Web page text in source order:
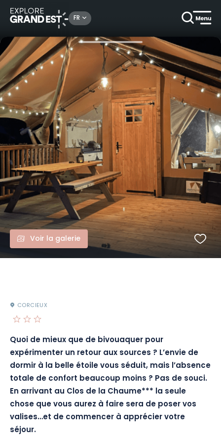
FR
Campings & locatifs de plein air Tente Etoile des Vosges 25 m² avec terrasse en bois
Voir la galerie
CORCIEUX
Quoi de mieux que de bivouaquer pour
expérimenter un retour aux sources ? L’envie de
dormir à la belle étoile vous séduit, mais l’absence
totale de confort beaucoup moins ? Pas de souci.
En arrivant au Clos de la Chaume*** la seule
chose que vous aurez à faire sera de poser vos
valises…et de commencer à apprécier votre
séjour.